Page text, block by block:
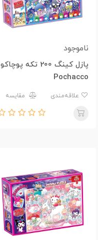
ناموجود
پازل کینگ 200 تکه پوچاکو
Pochacco
مقایسه